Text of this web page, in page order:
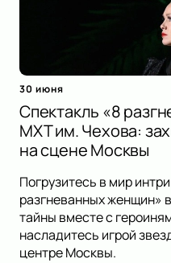
30 июня
Спектакль «8
МХТ им. Чехова:
на сцене Москвы
Погрузитесь в мир
разгневанных женщин»
тайны вместе с
насладитесь игрой
центре Москвы.